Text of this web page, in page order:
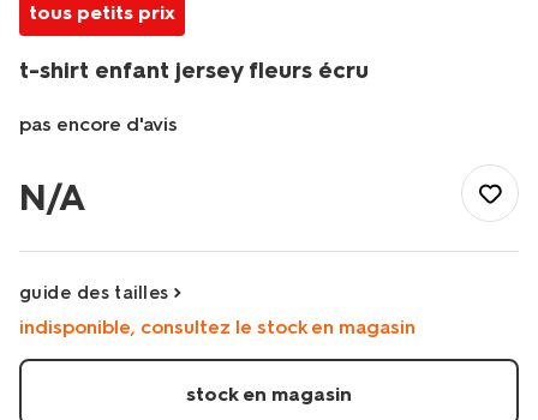
tous petits prix
t-shirt enfant jersey fleurs écru
pas encore d'avis
fr/enfant/vetements-
enfant/t-
enfant/t-
shirt-
enfant-
jersey-
fleurs-
30854047ECRU.html
N/A
guide des tailles
indisponible, consultez le stock en magasin
stock en magasin